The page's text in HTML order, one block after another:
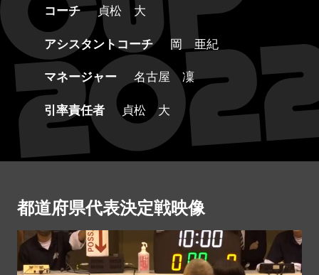
コーチ
貞松 大
アシスタントコーチ
岡 亜紀
マネージャー
名古屋 凜
引率責任者
貞松 大
都道府県代表決定戦映像